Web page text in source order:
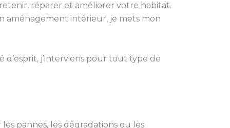
réparer et améliorer votre habitat.
aménagement intérieur, je mets mon
j’interviens pour tout type de
pannes, les dégradations ou les